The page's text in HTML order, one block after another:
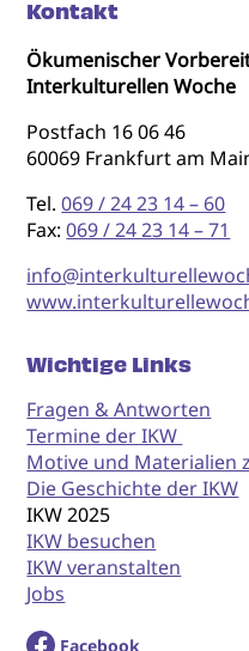
Kontakt
Ökumenischer
Interkulturellen Woche
Postfach 16 06 46
60069 Frankfurt am
Tel.069 / 24 23 14 – 60
Fax:069 / 24 23 14 – 71
Wichtige Links
Fragen & Antworten
Termine der IKW
Motive und Materialien
Die Geschichte der IKW
IKW 2025
IKW besuchen
IKW veranstalten
Jobs
Facebook